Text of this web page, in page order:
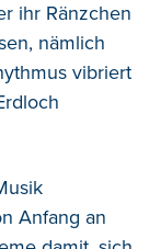
ihr Ränzchen
nämlich
vibriert
Anfang an